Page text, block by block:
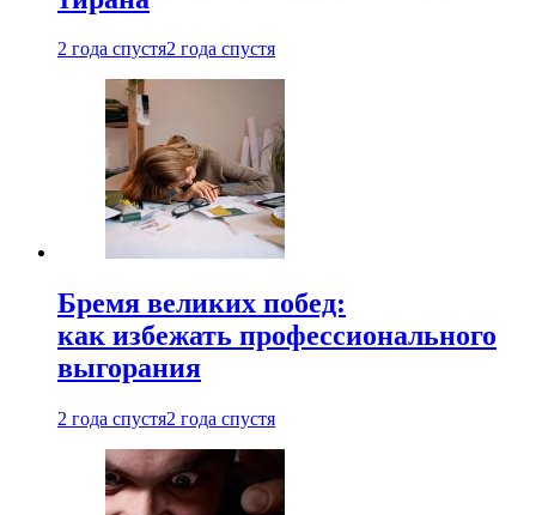
2 года спустя2 года спустя
Бремя великих побед:
как избежать профессионального
выгорания
2 года спустя2 года спустя